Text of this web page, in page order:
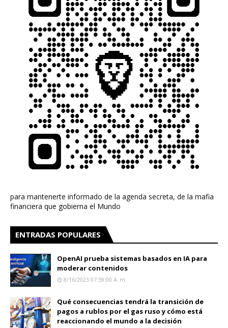
para mantenerte informado de la agenda secreta, de la mafia
financiera que gobierna el Mundo
ENTRADAS POPULARES
OpenAI prueba sistemas basados en IA para
moderar contenidos
8/16/2023 07:59:00 A. M.
Qué consecuencias tendrá la transición de
pagos a rublos por el gas ruso y cómo está
reaccionando el mundo a la decisión